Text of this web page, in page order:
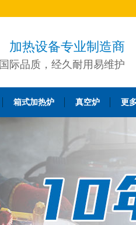
加热设备专业制造商
国际品质，经久耐用易维护
箱式加热炉 真空炉 更